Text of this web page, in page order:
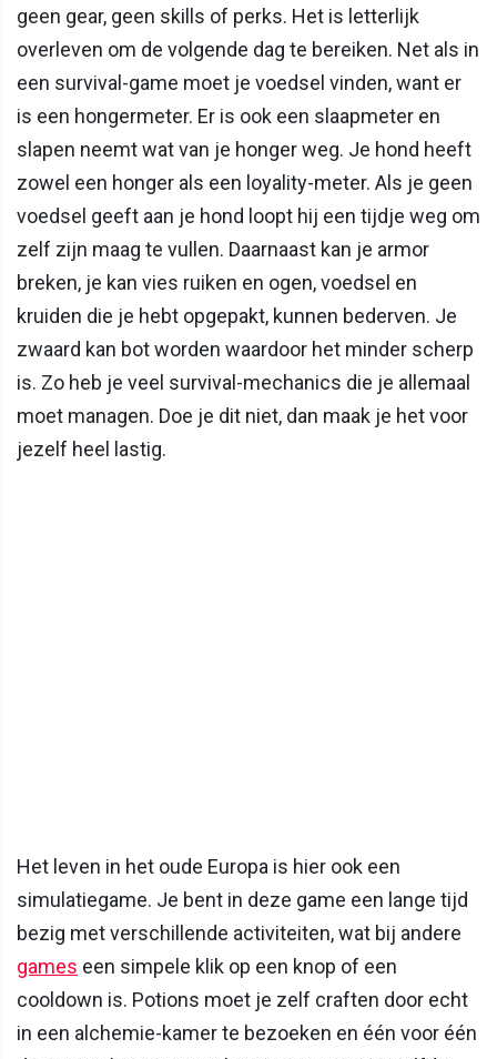
geen gear, geen skills of perks. Het is letterlijk
overleven om de volgende dag te bereiken. Net als in
een survival-game moet je voedsel vinden, want er
is een hongermeter. Er is ook een slaapmeter en
slapen neemt wat van je honger weg. Je hond heeft
zowel een honger als een loyality-meter. Als je geen
voedsel geeft aan je hond loopt hij een tijdje weg om
zelf zijn maag te vullen. Daarnaast kan je armor
breken, je kan vies ruiken en ogen, voedsel en
kruiden die je hebt opgepakt, kunnen bederven. Je
zwaard kan bot worden waardoor het minder scherp
is. Zo heb je veel survival-mechanics die je allemaal
moet managen. Doe je dit niet, dan maak je het voor
jezelf heel lastig.
Het leven in het oude Europa is hier ook een
simulatiegame. Je bent in deze game een lange tijd
bezig met verschillende activiteiten, wat bij andere
games een simpele klik op een knop of een
cooldown is. Potions moet je zelf craften door echt
in een alchemie-kamer te bezoeken en één voor één